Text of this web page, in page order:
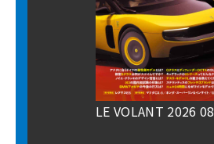
LE VOLANT 2026 08